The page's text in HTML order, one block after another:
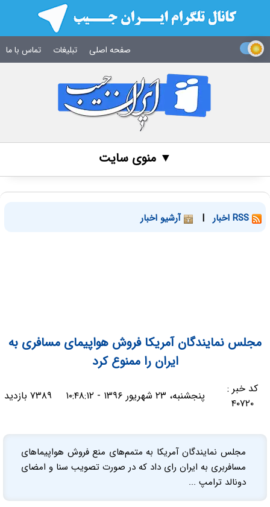
صفحه اصلی تبلیغات تماس با ما
▼ منوی سایت
| آرشیو اخبار
مجلس نمایندگان آمریکا فروش هواپیمای مسافری به
ایران را ممنوع کرد
کد خبر :
۴۰۷۲۰
پنجشنبه، ۲۳ شهریور ۱۳۹۶ - ۱۰:۴۸:۱۲ ۷۳۸۹ بازدید
مجلس نمایندگان آمریکا به متمم‌های منع فروش هواپیماهای
مسافربری به ایران رای داد که در صورت تصویب سنا و امضای
دونالد ترامپ ...